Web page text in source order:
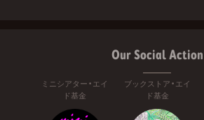
Our Social Action
ミニシアター・エイ
ド基金
ブックストア・エイ
ド基金